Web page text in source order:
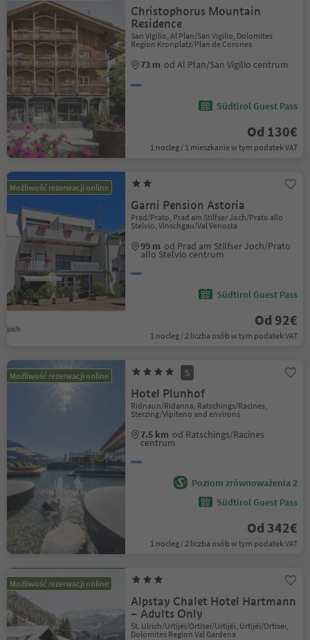
Christophorus Mountain
Residence
San Vigilio, Al Plan/San Vigilio, Dolomites
Region Kronplatz/Plan de Corones
73 m od Al Plan/San Vigilio centrum
Südtirol Guest Pass
Od 130€
1 nocleg / 1 mieszkanie w tym podatek VAT
Możliwość rezerwacji online
Garni Pension Astoria
Prad/Prato, Prad am Stilfser Joch/Prato allo
Stelvio, Vinschgau/Val Venosta
99 m od Prad am Stilfser Joch/Prato
allo Stelvio centrum
Südtirol Guest Pass
Od 92€
1 nocleg / 2 liczba osób w tym podatek VAT
Możliwość rezerwacji online S
Hotel Plunhof
Ridnaun/Ridanna, Ratschings/Racines,
Sterzing/Vipiteno and environs
7.5 km od Ratschings/Racines
centrum
Poziom zrównoważenia 2
Südtirol Guest Pass
Od 342€
1 nocleg / 2 liczba osób w tym podatek VAT
Możliwość rezerwacji online
Alpstay Chalet Hotel Hartmann
– Adults Only
St. Ulrich/Urtijëi/Ortisei/Urtijëi, Urtijëi/Ortisei,
Dolomites Region Val Gardena